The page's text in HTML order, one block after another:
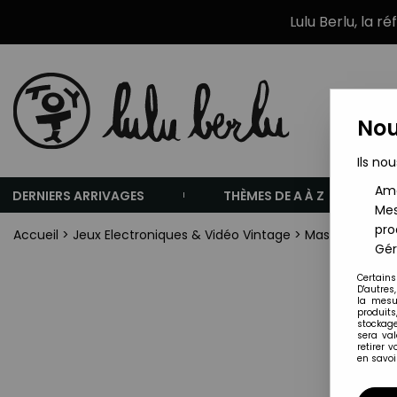
Lulu Berlu, la
DERNIERS ARRIVAGES THÈMES DE A À Z
Accueil > Jeux Electroniques & Vidéo Vintage > Masudaya >
Ils
la
sera
retirer
en